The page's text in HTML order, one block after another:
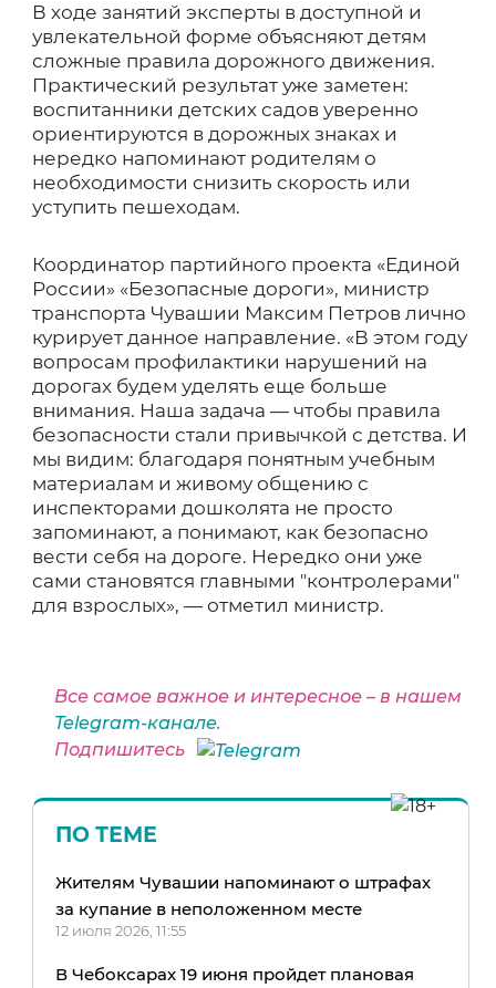
В ходе занятий эксперты в доступной и
увлекательной форме объясняют детям
сложные правила дорожного движения.
Практический результат уже заметен:
воспитанники детских садов уверенно
ориентируются в дорожных знаках и
нередко напоминают родителям о
необходимости снизить скорость или
уступить пешеходам.
Координатор партийного проекта «Единой
России» «Безопасные дороги», министр
транспорта Чувашии Максим Петров лично
курирует данное направление. «В этом году
вопросам профилактики нарушений на
дорогах будем уделять еще больше
внимания. Наша задача — чтобы правила
безопасности стали привычкой с детства. И
мы видим: благодаря понятным учебным
материалам и живому общению с
инспекторами дошколята не просто
запоминают, а понимают, как безопасно
вести себя на дороге. Нередко они уже
сами становятся главными "контролерами"
для взрослых», — отметил министр.
Все самое важное и интересное – в нашем
Telegram-канале.
Подпишитесь
ПО ТЕМЕ
Жителям Чувашии напоминают о штрафах
за купание в неположенном месте
12 июля 2026, 11:55
В Чебоксарах 19 июня пройдет плановая